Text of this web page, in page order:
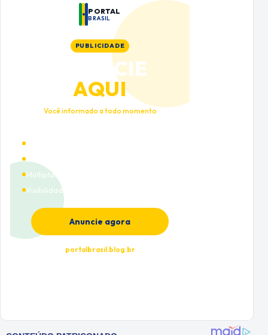
PORTAL
BRASIL
PUBLICIDADE
ANUNCIE
AQUI
Você informado a todo momento
Múltiplas categorias
Visibilidade premium
Anuncie agora
portalbrasil.blog.br